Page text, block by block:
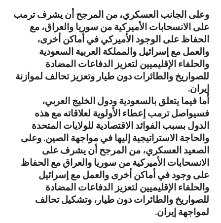
وعلى الجانب العسكري، من المرجح أن يشرف ترمب
على الانسحابات الأميركية من سوريا والعراق، مع
الحفاظ على الوجود الأميركي في أماكن أخرى،
والعمل مع إسرائيل والمملكة العربية السعودية
والحلفاء الإقليميين لتعزيز الدفاعات المضادة
للصواريخ والطائرات دون طيار وتعزيز تحالف لموازنة
إيران.
أما فيما يتعلق بالسعودية ودول الخليج العربي،
فسيواصل ترمب إعطاء الأولوية لعلاقاته مع هذه
الدول بسبب الفوائد الاقتصادية للولايات المتحدة
والحاجة الاستراتيجية إليها في مواجهة الصين. وعلى
الصعيد العسكري، من المرجح أن يشرف على
الانسحابات الأميركية من سوريا والعراق مع الحفاظ
على وجود في أماكن أخرى والعمل مع إسرائيل
والحلفاء الإقليميين لتعزيز الدفاعات المضادة
للصواريخ والطائرات دون طيار، وتشكيل تحالف
لمواجهة إيران.